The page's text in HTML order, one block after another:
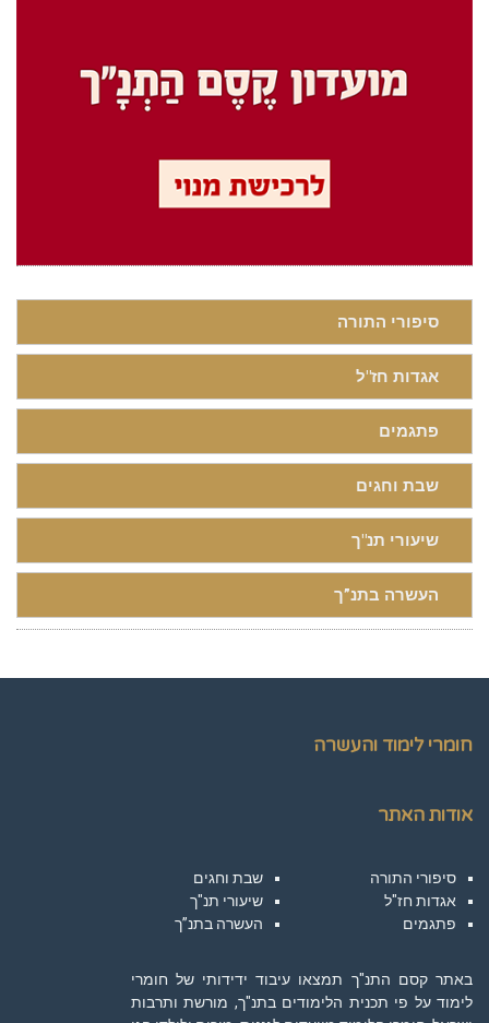
סיפורי התורה
אגדות חז"ל
פתגמים
שבת וחגים
שיעורי תנ"ך
העשרה בתנ”ך
חומרי לימוד והעשרה
אודות האתר
סיפורי התורה
אגדות חז"ל
פתגמים
שבת וחגים
שיעורי תנ"ך
העשרה בתנ”ך
באתר קסם התנ"ך תמצאו עיבוד ידידותי של חומרי
לימוד על פי תכנית הלימודים בתנ"ך, מורשת ותרבות